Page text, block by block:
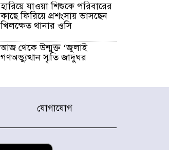
হারিয়ে যাওয়া শিশুকে পরিবারের
কাছে ফিরিয়ে প্রশংসায় ভাসছেন
খিলক্ষেত থানার ওসি
আজ থেকে উন্মুক্ত ‘জুলাই
গণঅভ্যুত্থান স্মৃতি জাদুঘর
রাজধানীর উত্তরা আঞ্চলিক
চক্রের ১৩ জন সদস্যকে বিভিন্ন
হরমুজ প্রণালি নিয়ে ওমানের সঙ্গে
যোগাযোগ